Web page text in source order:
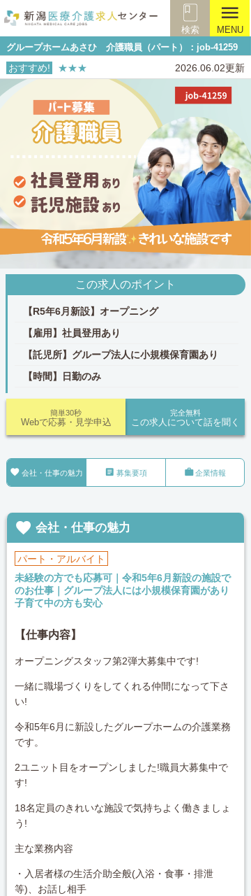
検索
menu
MENU
グループホームあさひ 介護職員（パート）：job-41259
おすすめ! ★★★ 2026.06.02更新
この求人のポイント
【R5年6月新設】オープニング
【雇用】社員登用あり
【託児所】グループ法人に小規模保育園あり
【時間】日勤のみ
完全無料
この求人について話を聞く
簡単30秒
Webで応募・見学申込
 会社・仕事の魅力  募集要項 企業情報
 会社・仕事の魅力
パート・アルバイト
未経験の方でも応募可｜令和5年6月新設の施設で
のお仕事｜グループ法人には小規模保育園があり
子育て中の方も安心
【仕事内容】
オープニングスタッフ第2弾大募集中です!
一緒に職場づくりをしてくれる仲間になって下さ
い!
令和5年6月に新設したグループホームの介護業務
です。
2ユニット目をオープンしました!職員大募集中で
す!
18名定員のきれいな施設で気持ちよく働きましょ
う!
主な業務内容
・入居者様の生活介助全般(入浴・食事・排泄
等)、お話し相手